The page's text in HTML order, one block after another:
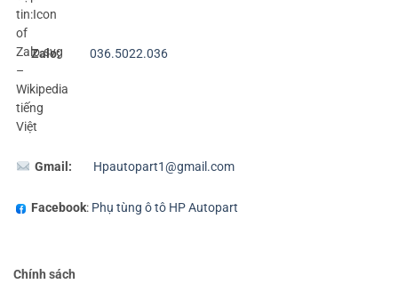
Zalo: 036.5022.036
Gmail: Hpautopart1@gmail.com
Facebook: Phụ tùng ô tô HP Autopart
Chính sách